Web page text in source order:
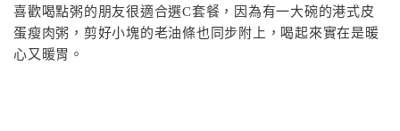
喜歡喝點粥的朋友很適合選C套餐，因為有一大碗的港式皮
蛋瘦肉粥，剪好小塊的老油條也同步附上，喝起來實在是暖
心又暖胃。